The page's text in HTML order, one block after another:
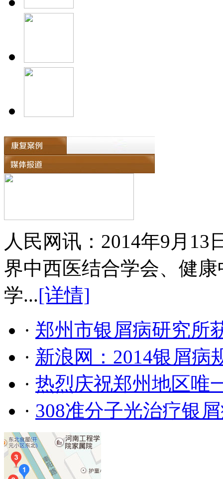
人民网讯：2014年9月
界中西医结合学会、健
学...[详情]
· 郑州市银屑病研究所
· 新浪网：2014银屑病
· 热烈庆祝郑州地区唯
· 308准分子光治疗银